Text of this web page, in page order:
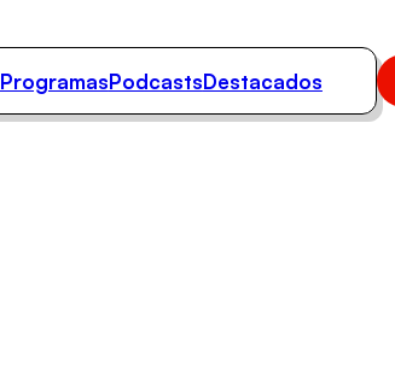
ProgramasPodcastsDestacados